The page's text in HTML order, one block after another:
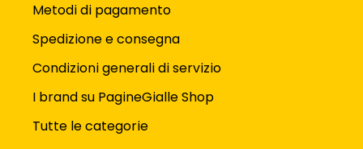
Metodi di pagamento
Spedizione e consegna
Condizioni generali di servizio
I brand su PagineGialle Shop
Tutte le categorie